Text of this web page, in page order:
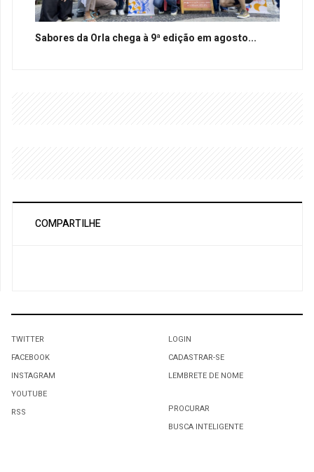
Sabores da Orla chega à 9ª edição em agosto...
COMPARTILHE
TWITTER
FACEBOOK
INSTAGRAM
YOUTUBE
RSS
LOGIN
CADASTRAR-SE
LEMBRETE DE NOME
PROCURAR
BUSCA INTELIGENTE